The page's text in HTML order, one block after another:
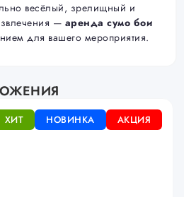
весёлый, зрелищный и
— аренда сумо бои
для вашего мероприятия.
АКЦИЯ
НОВИНКА
ХИТ